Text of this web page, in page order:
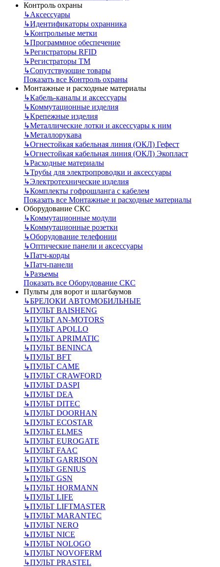
Контроль охраны
↳Аксессуары
↳Идентификаторы охранника
↳Контрольные метки
↳Программное обеспечение
↳Регистраторы RFID
↳Регистраторы ТМ
↳Сопутствующие товары
Показать все Контроль охраны
Монтажные и расходные материалы
↳Кабель-каналы и аксессуары
↳Коммутационные изделия
↳Крепежные изделия
↳Металлические лотки и аксессуары к ним
↳Металлорукава
↳Огнестойкая кабельная линия (ОКЛ) Гефест
↳Огнестойкая кабельная линия (ОКЛ) Экопласт
↳Расходные материалы
↳Трубы для электропроводки и аксессуары
↳Электротехнические изделия
↳Комплекты гофрошланга с кабелем
Показать все Монтажные и расходные материалы
Оборудование СКС
↳Коммутационные модули
↳Коммутационные розетки
↳Оборудование телефонии
↳Оптические панели и аксессуары
↳Патч-корды
↳Патч-панели
↳Разъемы
Показать все Оборудование СКС
Пульты для ворот и шлагбаумов
↳БРЕЛОКИ АВТОМОБИЛЬНЫЕ
↳ПУЛЬТ BAISHENG
↳ПУЛЬТ AN-MOTORS
↳ПУЛЬТ APOLLO
↳ПУЛЬТ APRIMATIC
↳ПУЛЬТ BENINCA
↳ПУЛЬТ BFT
↳ПУЛЬТ CAME
↳ПУЛЬТ CRAWFORD
↳ПУЛЬТ DASPI
↳ПУЛЬТ DEA
↳ПУЛЬТ DITEC
↳ПУЛЬТ DOORHAN
↳ПУЛЬТ ECOSTAR
↳ПУЛЬТ ELMES
↳ПУЛЬТ EUROGATE
↳ПУЛЬТ FAAC
↳ПУЛЬТ GARRISON
↳ПУЛЬТ GENIUS
↳ПУЛЬТ GSN
↳ПУЛЬТ HORMANN
↳ПУЛЬТ LIFE
↳ПУЛЬТ LIFTMASTER
↳ПУЛЬТ MARANTEC
↳ПУЛЬТ NERO
↳ПУЛЬТ NICE
↳ПУЛЬТ NOLOGO
↳ПУЛЬТ NOVOFERM
↳ПУЛЬТ PRASTEL